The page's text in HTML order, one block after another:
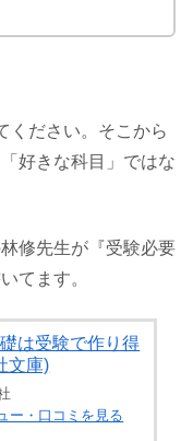
ください。そこから
好きな科目」ではな
修先生が『受験必要
てます。
は受験で作り得
文庫)
ー・口コミを見る